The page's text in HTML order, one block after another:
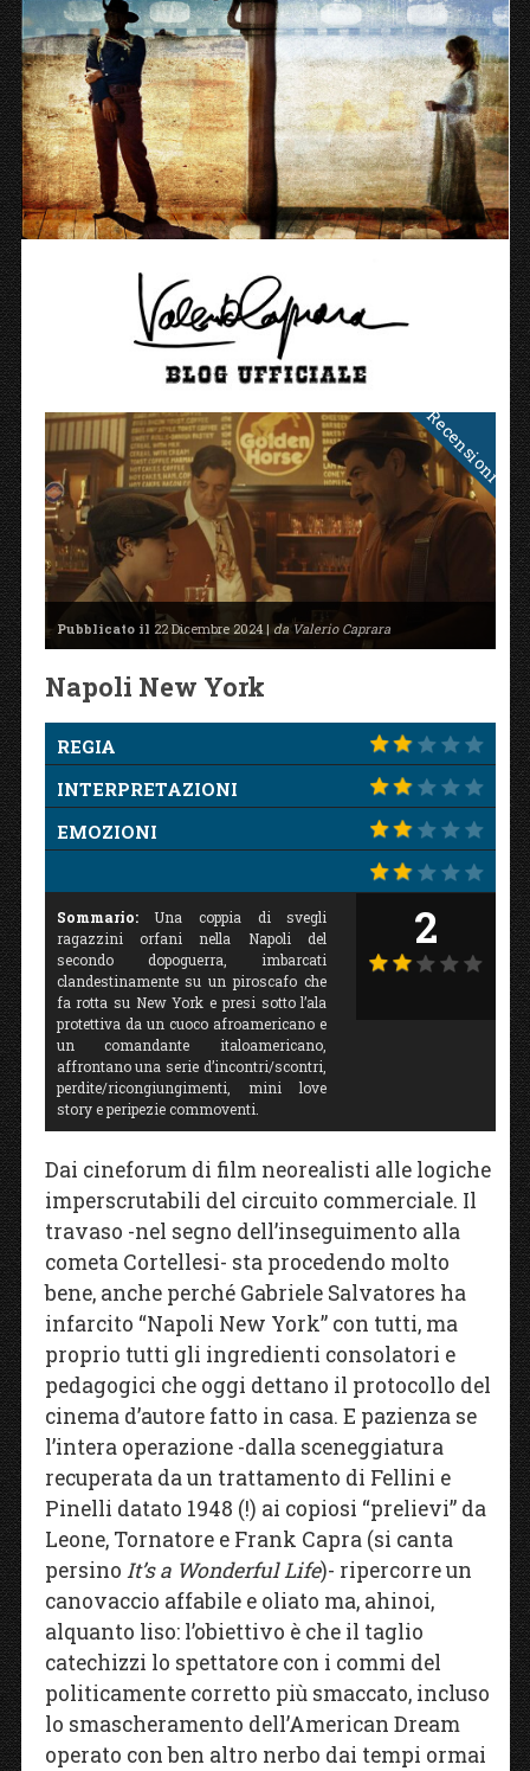
Recensioni
Pubblicato il 22 Dicembre 2024 | da Valerio Caprara
Napoli New York
REGIA
INTERPRETAZIONI
EMOZIONI
Sommario:Una coppia di svegli
ragazzini orfani nella Napoli del
secondo dopoguerra, imbarcati
clandestinamente su un piroscafo che
fa rotta su New York e presi sotto l’ala
protettiva da un cuoco afroamericano e
un comandante italoamericano,
affrontano una serie d’incontri/scontri,
perdite/ricongiungimenti, mini love
story e peripezie commoventi.
2
Dai cineforum di film neorealisti alle logiche
imperscrutabili del circuito commerciale. Il
travaso -nel segno dell’inseguimento alla
cometa Cortellesi- sta procedendo molto
bene, anche perché Gabriele Salvatores ha
infarcito “Napoli New York” con tutti, ma
proprio tutti gli ingredienti consolatori e
pedagogici che oggi dettano il protocollo del
cinema d’autore fatto in casa. E pazienza se
l’intera operazione -dalla sceneggiatura
recuperata da un trattamento di Fellini e
Pinelli datato 1948 (!) ai copiosi “prelievi” da
Leone, Tornatore e Frank Capra (si canta
persino It’s a Wonderful Life)- ripercorre un
canovaccio affabile e oliato ma, ahinoi,
alquanto liso: l’obiettivo è che il taglio
catechizzi lo spettatore con i commi del
politicamente corretto più smaccato, incluso
lo smascheramento dell’American Dream
operato con ben altro nerbo dai tempi ormai